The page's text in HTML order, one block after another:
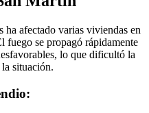
afectado varias viviendas en
fuego se propagó rápidamente
lo que dificultó la
situación.